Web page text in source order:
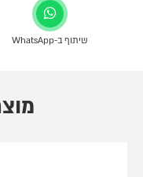
שיתוף ב-WhatsApp